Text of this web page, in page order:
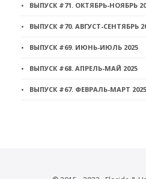
ВЫПУСК #71. ОКТЯБРЬ-НОЯБРЬ
ВЫПУСК #70. АВГУСТ-СЕНТЯБРЬ
ВЫПУСК #69. ИЮНЬ-ИЮЛЬ 2025
ВЫПУСК #68. АПРЕЛЬ-МАЙ 2025
ВЫПУСК #67. ФЕВРАЛЬ-МАРТ 2025